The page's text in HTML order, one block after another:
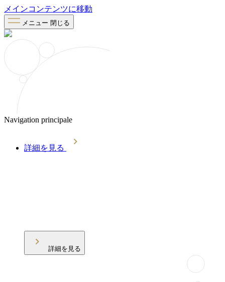
メインコンテンツに移動
メニュー 閉じる
Navigation principale
詳細を見る
詳細を見る